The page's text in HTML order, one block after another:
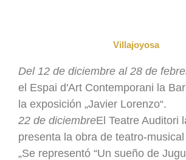
Villajoyosa
Del 12 de diciembre al 28 de
el Espai d'Art Contemporani la
la exposición „Javier Lorenzo“.
22 de diciembreEl Teatre Auditori
presenta la obra de teatro-
„Se representó “Un sueño de